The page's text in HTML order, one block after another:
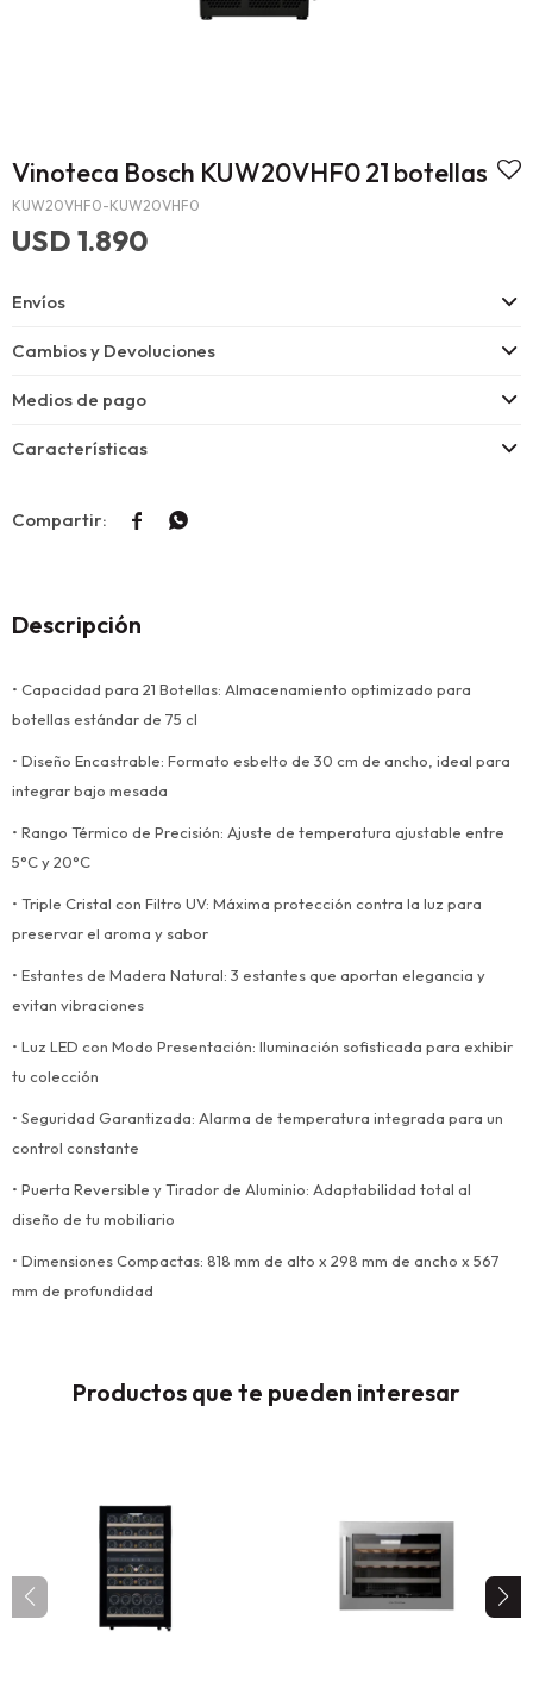
Vinoteca Bosch KUW20VHF0 21 botellas
KUW20VHF0-KUW20VHF0
USD 1.890
Envíos
Cambios y Devoluciones
Medios de pago
Características
 
Descripción
• Capacidad para 21 Botellas: Almacenamiento optimizado para
botellas estándar de 75 cl
• Diseño Encastrable: Formato esbelto de 30 cm de ancho, ideal para
integrar bajo mesada
• Rango Térmico de Precisión: Ajuste de temperatura ajustable entre
5°C y 20°C
• Triple Cristal con Filtro UV: Máxima protección contra la luz para
preservar el aroma y sabor
• Estantes de Madera Natural: 3 estantes que aportan elegancia y
evitan vibraciones
• Luz LED con Modo Presentación: Iluminación sofisticada para exhibir
tu colección
• Seguridad Garantizada: Alarma de temperatura integrada para un
control constante
• Puerta Reversible y Tirador de Aluminio: Adaptabilidad total al
diseño de tu mobiliario
• Dimensiones Compactas: 818 mm de alto x 298 mm de ancho x 567
mm de profundidad
Productos que te pueden interesar